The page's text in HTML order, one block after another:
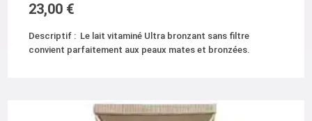
23,00 €
Descriptif : Le lait vitaminé Ultra bronzant sans filtre
convient parfaitement aux peaux mates et bronzées.